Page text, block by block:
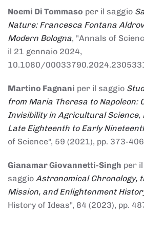
Noemi Di Tommaso per il saggio
Nature: Francesca Fontana
Modern Bologna, "Annals of
il 21 gennaio 2024,
10.1080/
Martino Fagnani per il saggio
from Maria Theresa to Napoleon:
Invisibility in Agricultural
Late Eighteenth to Early
of Science", 59 (2021), pp. 373-
Gianamar Giovannetti-Singh per il
saggio Astronomical Chronology,
Mission, and Enlightenment
History of Ideas", 84 (2023), pp.